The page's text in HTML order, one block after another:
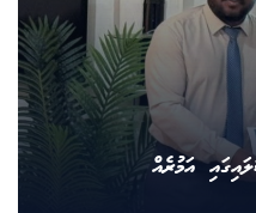
އަމުރެއް